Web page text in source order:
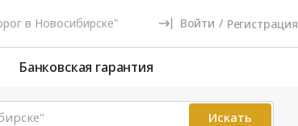
Войти / Регистрация
Банковская гарантия
Искать